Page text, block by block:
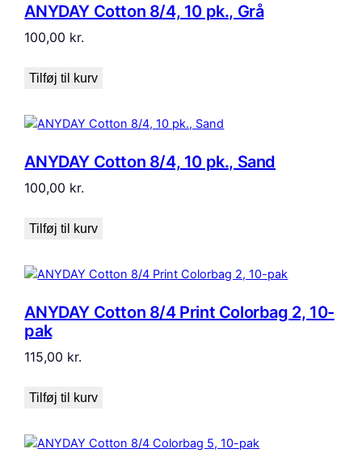
ANYDAY Cotton 8/4, 10 pk., Grå
100,00 kr.
Tilføj til kurv
ANYDAY Cotton 8/4, 10 pk., Sand
100,00 kr.
Tilføj til kurv
ANYDAY Cotton 8/4 Print Colorbag 2, 10-
pak
115,00 kr.
Tilføj til kurv